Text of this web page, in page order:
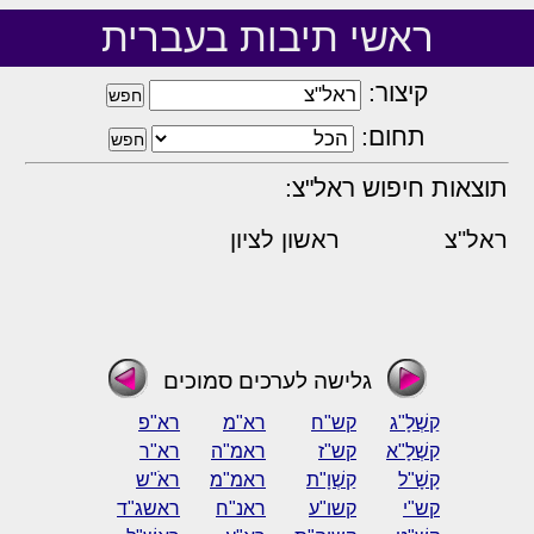
ראשי תיבות בעברית
קיצור:
תחום:
תוצאות חיפוש ראל"צ:
ראל"צ ראשון לציון
גלישה לערכים סמוכים
קַשְׁלָ"ג קש"ח רא"מ
רא"פ
קַשְׁלָ"א
קש"ז ראמ"ה
רא"ר
קָשָׁ"ל
קַשְׁוָ"ת ראמ"מ
ראֹ"ש
קש"י
קשו"ע ראנ"ח
ראשג"ד